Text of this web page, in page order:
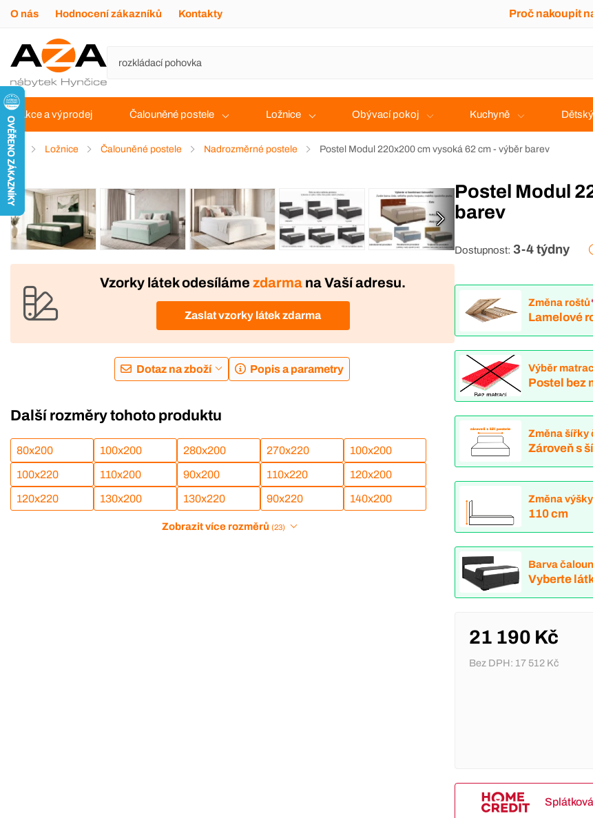
O nás Hodnocení zákazníků Kontakty Proč nakoupit
Akce a výprodej Čalouněné postele Ložnice Obývací pokoj Kuchyně
Ložnice Čalouněné postele Nadrozměrné postele Postel Modul 220x200 cm vysoká 62 cm - výběr barev
VÝROBA
Vzorky látek odesílámezdarma na Vaší adresu.
Zaslat vzorky látek zdarma
Dotaz na zboží Popis a parametry
Další rozměry tohoto produktu
80x200 100x200 280x200 270x220 100x200
100x220 110x200 90x200 110x220 120x200
120x220 130x200 130x220 90x220 140x200
Zobrazit více rozměrů (23)
Postel Modul 220x200 cm vysoká 62 cm - výběr
barev
Dostupnost: 3-4 týdny
Změna roštů
Lamelové
Výběr
Postel bez
Změna šířky
Zároveň s
Změna
110 cm
Barva
Vyberte
21 190 Kč
Bez DPH: 17 512 Kč